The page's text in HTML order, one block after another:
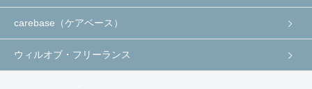
carebase（ケアベース）
ウィルオブ・フリーランス